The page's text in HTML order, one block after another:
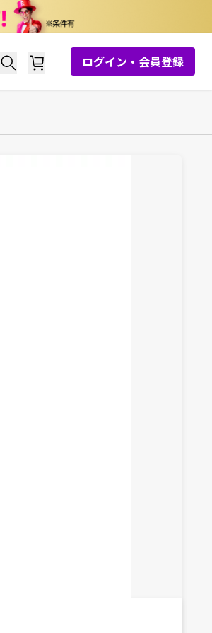
ログイン・会員登録